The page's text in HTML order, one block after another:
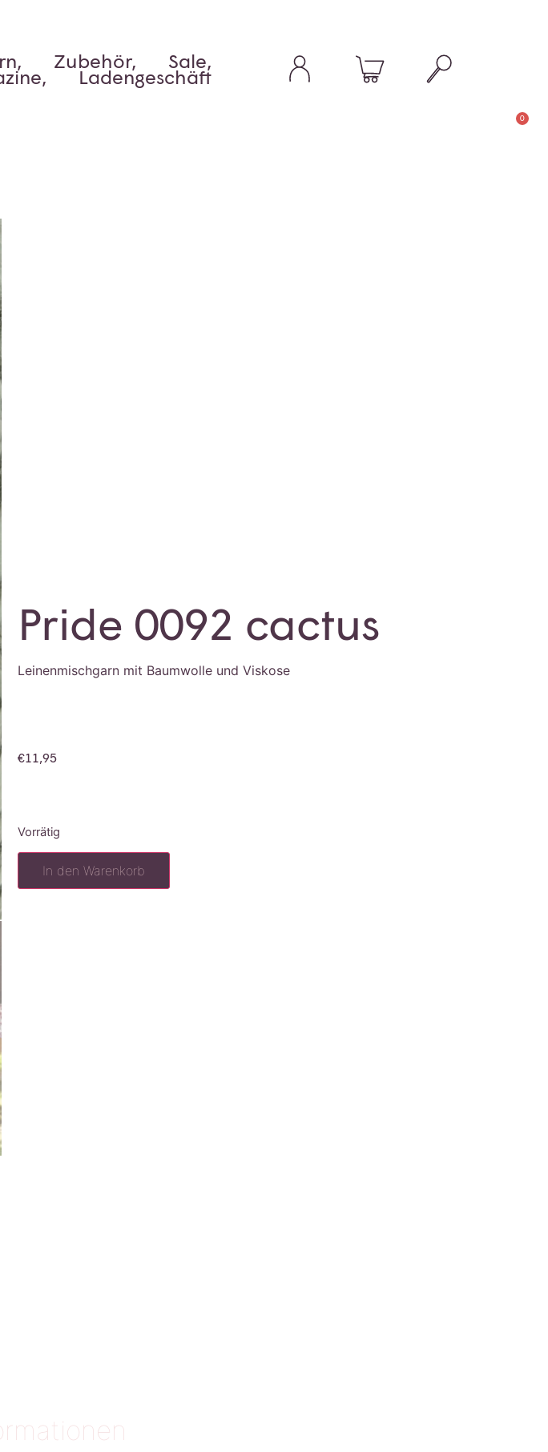
Zubehör, Sale,
Ladengeschäft
0
Pride 0092 cactus
Leinenmischgarn mit Baumwolle und Viskose
€11,95
Vorrätig
In den Warenkorb